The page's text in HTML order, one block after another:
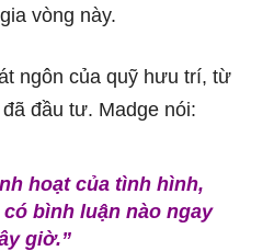
vòng này.
ngôn của quỹ hưu trí, từ
đầu tư. Madge nói:
hoạt của tình hình,
bình luận nào ngay
giờ.”